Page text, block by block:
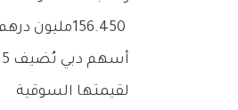
‬156‭.‬450‭ ‬مليون‭ ‬درهم‭.‬
أسهم‭ ‬دبي‭ ‬تُضيف‭ ‬9‭.‬5‭ ‬مليار‭ ‬درهم‭ ‬
لقيمتها‭ ‬السوقية